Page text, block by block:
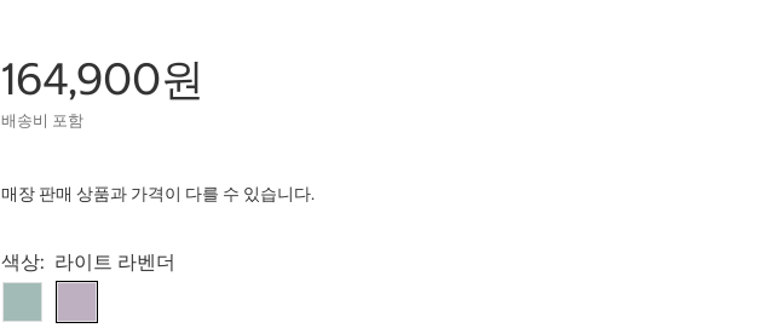
164,900원
배송비 포함
매장 판매 상품과 가격이 다를 수 있습니다.
Select product
색상: 라이트 라벤더